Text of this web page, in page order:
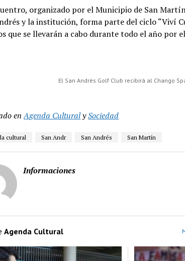
organizado por el Municipio de San
y la institución, forma parte del ciclo “Viví
que se llevarán a cabo durante todo el año por
El San Andrès Golf Club recibirá al Chango
en Agenda CulturalySociedad
cultural San Andr San Andrés San Martín
Informaciones
Agenda Cultural